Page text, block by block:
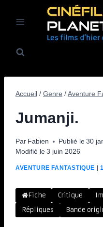
Accueil / Genre /Aventure
Jumanji.
Par Fabien Publié le 30
Modifié le 3 juin 2026
AVENTURE FANTASTIQUE |
Fiche Critique
Répliques
Bande